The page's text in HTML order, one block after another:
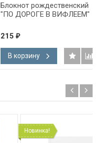
Блокнот рождественский
"ПО ДОРОГЕ В ВИФЛЕЕМ"
215 ₽
В корзину
Новинка!